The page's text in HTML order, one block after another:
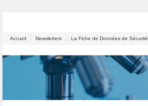
Accueil Newsletters La Fiche de Données de Sécurité